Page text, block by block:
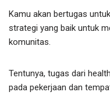
Kamu akan bertugas
strategi yang baik untuk
komunitas.
Tentunya, tugas dari
pada pekerjaan dan